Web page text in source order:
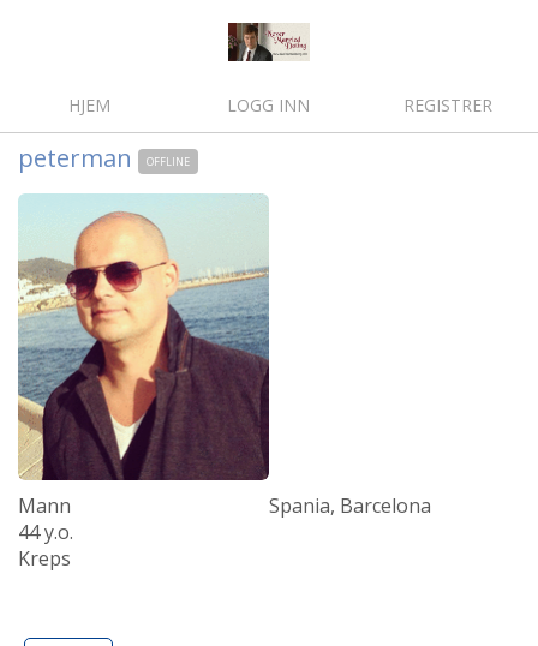
HJEM LOGG INN REGISTRER
peterman OFFLINE
Mann
44 y.o.
Kreps
Spania, Barcelona